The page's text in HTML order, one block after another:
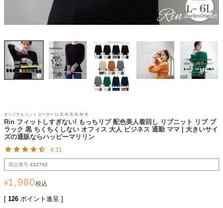
オリジナル ニット セーター LL 3L 4L 5L 6L 秋 冬
Rin フィットしすぎない! もっちリブ 配色美人着回し リブニット リブ ブ
ラック 黒 ちくちくしない オフィス 大人 ビジネス 通勤 ママ | 大きいサイ
ズの通販ならハッピーマリリン
4.31
商品番号 432702
¥1,980税込
[ 126 ポイント進呈 ]